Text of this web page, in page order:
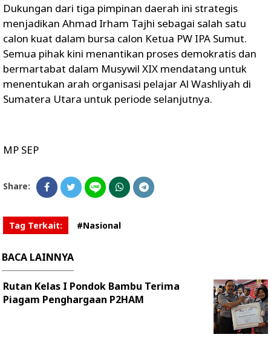
Dukungan dari tiga pimpinan daerah ini strategis
menjadikan Ahmad Irham Tajhi sebagai salah satu
calon kuat dalam bursa calon Ketua PW IPA Sumut.
Semua pihak kini menantikan proses demokratis dan
bermartabat dalam Musywil XIX mendatang untuk
menentukan arah organisasi pelajar Al Washliyah di
Sumatera Utara untuk periode selanjutnya.
MP SEP
Share:
Tag Terkait: #Nasional
BACA LAINNYA
Rutan Kelas I Pondok Bambu Terima
Piagam Penghargaan P2HAM